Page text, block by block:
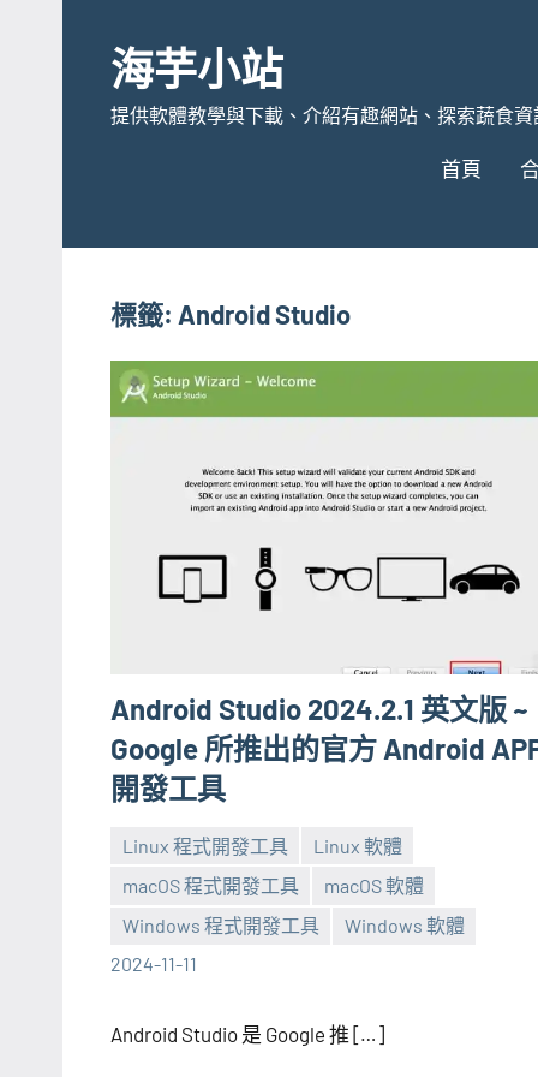
content海芋小站
提供軟體教學與下載、介紹有趣網站、探索蔬食
首頁
標籤: Android Studio
Android Studio 2024.2.1 英文版 ~
Google 所推出的官方 Android
開發工具
Linux 程式開發工具
Linux 軟體
macOS 程式開發工具
macOS 軟體
Windows 程式開發工具
Windows 軟體
2024-11-11
張
海
comment
Android Studio 是 Google 推 […]